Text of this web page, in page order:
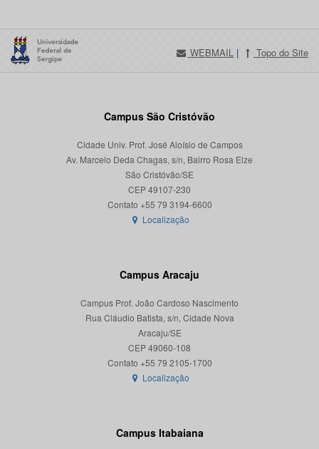
WEBMAIL | Topo do Site
Campus São Cristóvão
Cidade Univ. Prof. José Aloísio de Campos
Av. Marcelo Deda Chagas, s/n, Bairro Rosa Elze
São Cristóvão/SE
CEP 49107-230
Localização
Campus Aracaju
Campus Prof. João Cardoso Nascimento
Rua Cláudio Batista, s/n, Cidade Nova
Aracaju/SE
CEP 49060-108
Localização
Campus Itabaiana